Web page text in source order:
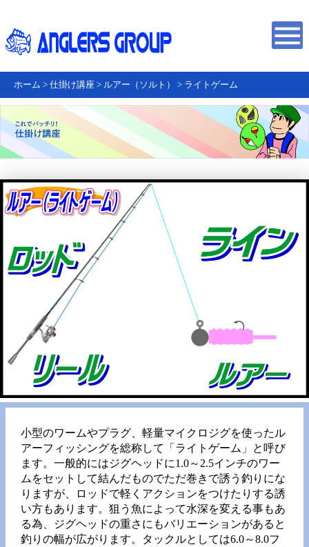
ホーム > 仕掛け講座 > ルアー（ソルト） > ライトゲーム
小型のワームやプラグ、軽量マイクロジグを使ったル
アーフィッシングを総称して「ライトゲーム」と呼び
ます。一般的にはジグヘッドに1.0～2.5インチのワー
ムをセットして結んだものでただ巻きで誘う釣りにな
りますが、ロッドで軽くアクションをつけたりする誘
い方もあります。狙う魚によって水深を変える事もあ
る為、ジグヘッドの重さにもバリエーションがあると
釣りの幅が広がります。タックルとしては6.0～8.0フ